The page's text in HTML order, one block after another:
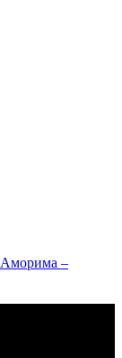
Аморима –